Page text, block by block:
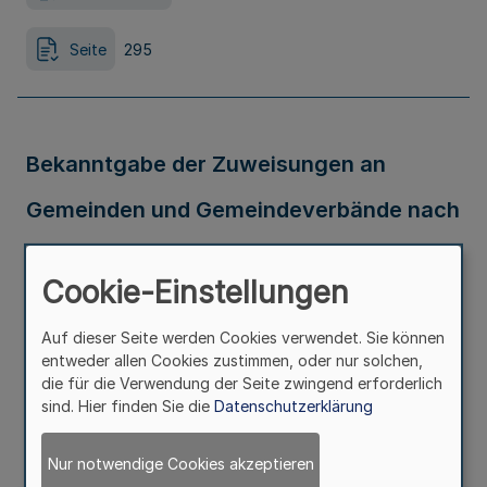
Seite 295
Bekanntgabe der Zuweisungen an
Gemeinden und Gemeindeverbände nach
Maßgabe des Landeshaushalts 2022
Erschienen in Teil 2
Cookie-Einstellungen
Auf dieser Seite werden Cookies verwendet. Sie können
entweder allen Cookies zustimmen, oder nur solchen,
die für die Verwendung der Seite zwingend erforderlich
sind. Hier finden Sie die Datenschutzerklärung
Nur notwendige Cookies akzeptieren